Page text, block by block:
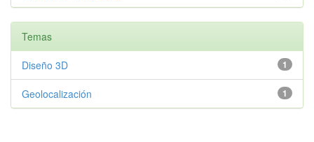
Temas
1
Diseño 3D
1
Geolocalización